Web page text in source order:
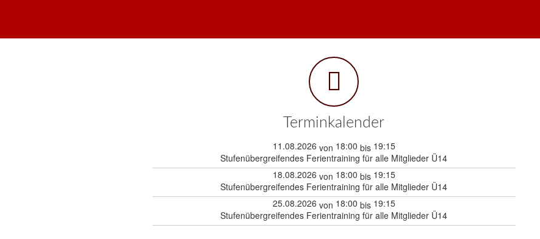
Terminkalender
11.08.2026 von 18:00 bis 19:15
Stufenübergreifendes Ferientraining für alle Mitglieder Ü14
18.08.2026 von 18:00 bis 19:15
Stufenübergreifendes Ferientraining für alle Mitglieder Ü14
25.08.2026 von 18:00 bis 19:15
Stufenübergreifendes Ferientraining für alle Mitglieder Ü14